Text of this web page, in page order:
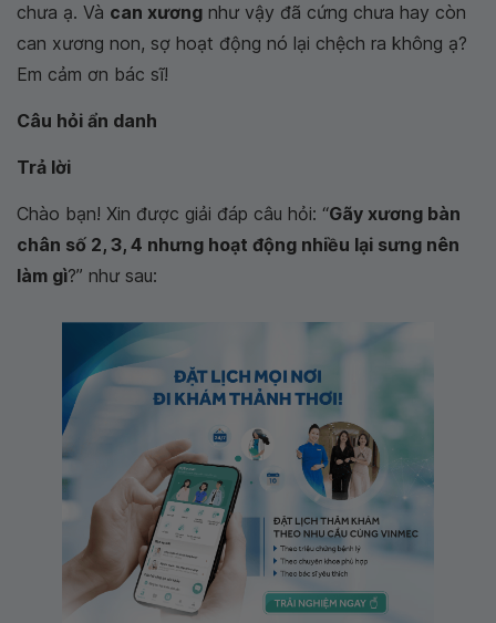
chưa ạ. Và can xương như vậy đã cứng chưa hay còn
can xương non, sợ hoạt động nó lại chệch ra không ạ?
Em cảm ơn bác sĩ!
Câu hỏi ẩn danh
Trả lời
Chào bạn! Xin được giải đáp câu hỏi: “Gãy xương bàn
chân số 2, 3, 4 nhưng hoạt động nhiều lại sưng nên
làm gì?” như sau: